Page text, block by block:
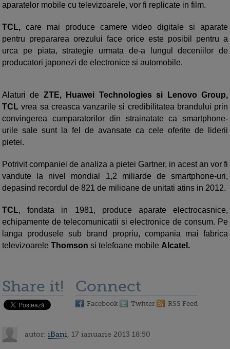
aparatelor mobile cu televizoarele, vor fi replicate in film.
TCL, care mai produce camere video digitale si aparate
pentru prepararea orezului face orice este posibil pentru a
urca pe piata, strategie urmata de-a lungul deceniilor de
producatori japonezi de electronice si automobile.
Alaturi de ZTE, Huawei Technologies si Lenovo Group,
TCL vrea sa creasca vanzarile si credibilitatea brandului prin
convingerea cumparatorilor din strainatate ca smartphone-
urile sale sunt la fel de avansate ca cele oferite de liderii
pietei.
Potrivit companiei de analiza a pietei Gartner, in acest an vor fi
vandute la nivel mondial 1,2 miliarde de smartphone-uri,
depasind recordul de 821 de milioane de unitati atins in 2012.
TCL, fondata in 1981, produce aparate electrocasnice,
echipamente de telecomunicatii si electronice de consum. Pe
langa produsele sub brand propriu, compania mai fabrica
televizoarele Thomson si telefoane mobile Alcatel.
Share it! Connect
Facebook Twitter RSS Feed
autor: iBani , 17 ianuarie 2013 18:50